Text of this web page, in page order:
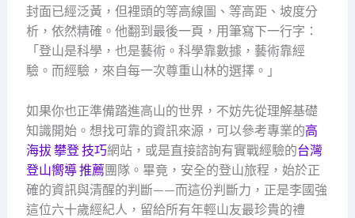
封面已經泛黃，但裡頭的等高線圖、等高距、坡度分
析，依然精確。他翻到最後一頁，用筆寫下一行字：
「登山是科學，也是藝術。科學靠數據，藝術靠經
驗。而經驗，來自每一次尊重山林的選擇。」
如果你也正準備踏進高山的世界，不妨先從理解基礎
知識開始。想找可靠的資訊來源，可以參考專業的高
海拔 攀登 技巧網站，或是直接諮詢有實戰經驗的台灣
登山嚮導 推薦團隊。畢竟，安全的登山旅程，始於正
確的資訊與清醒的判斷——而這份判斷力，正是李國強
這位六十歲經紀人，留給所有年輕山友最珍貴的禮